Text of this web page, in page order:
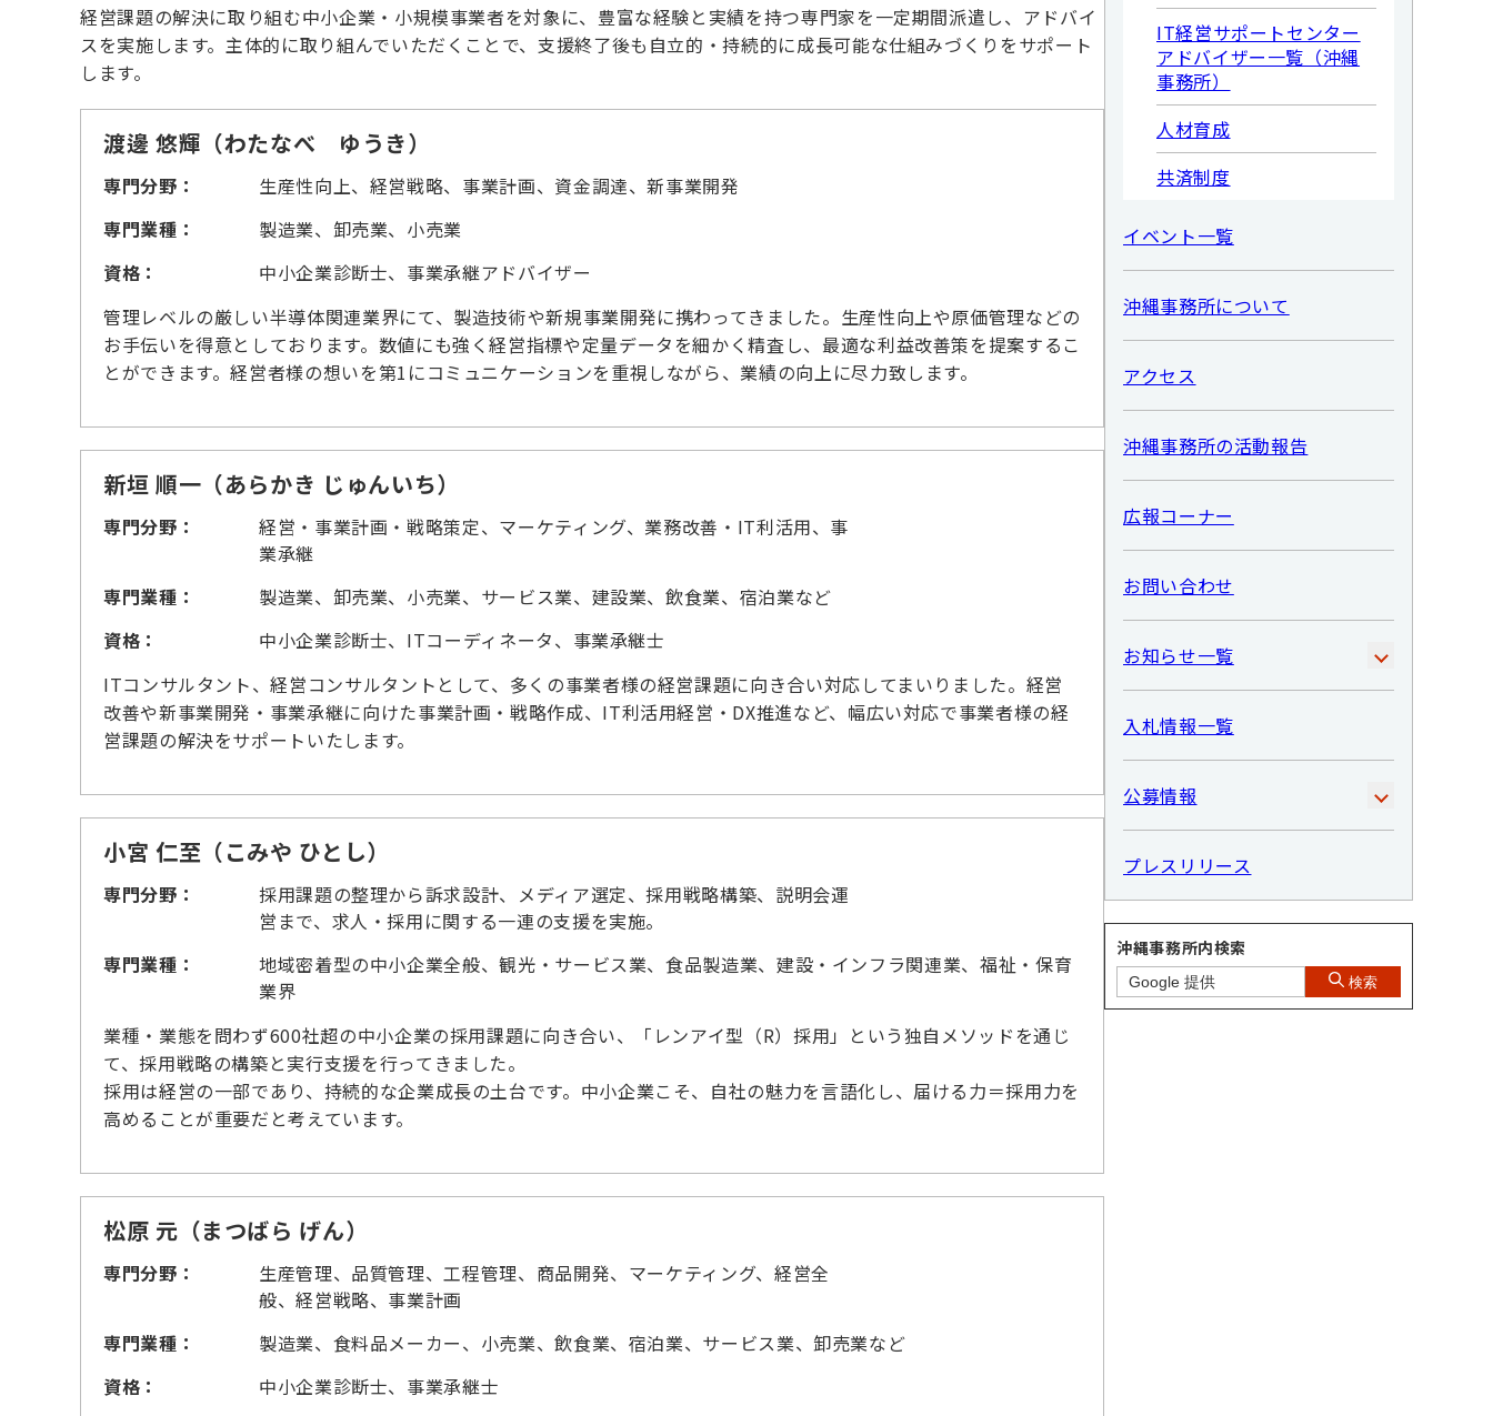
経営課題の解決に取り組む中小企業・小規模事業者を対象に、豊富な経験と実績を持つ専門家を一定期間派遣し、アドバイ
スを実施します。主体的に取り組んでいただくことで、支援終了後も自立的・持続的に成長可能な仕組みづくりをサポート
します。
渡邊 悠輝（わたなべ ゆうき）
専門分野：
生産性向上、経営戦略、事業計画、資金調達、新事業開発
専門業種：
製造業、卸売業、小売業
資格：
中小企業診断士、事業承継アドバイザー
管理レベルの厳しい半導体関連業界にて、製造技術や新規事業開発に携わってきました。生産性向上や原価管理などの
お手伝いを得意としております。数値にも強く経営指標や定量データを細かく精査し、最適な利益改善策を提案するこ
とができます。経営者様の想いを第1にコミュニケーションを重視しながら、業績の向上に尽力致します。
新垣 順一（あらかき じゅんいち）
専門分野：
経営・事業計画・戦略策定、マーケティング、業務改善・IT利活用、事
業承継
専門業種：
製造業、卸売業、小売業、サービス業、建設業、飲食業、宿泊業など
資格：
中小企業診断士、ITコーディネータ、事業承継士
ITコンサルタント、経営コンサルタントとして、多くの事業者様の経営課題に向き合い対応してまいりました。経営
改善や新事業開発・事業承継に向けた事業計画・戦略作成、IT利活用経営・DX推進など、幅広い対応で事業者様の経
営課題の解決をサポートいたします。
小宮 仁至（こみや ひとし）
専門分野：
採用課題の整理から訴求設計、メディア選定、採用戦略構築、説明会運
営まで、求人・採用に関する一連の支援を実施。
専門業種：
地域密着型の中小企業全般、観光・サービス業、食品製造業、建設・インフラ関連業、福祉・保育
業界
業種・業態を問わず600社超の中小企業の採用課題に向き合い、「レンアイ型（R）採用」という独自メソッドを通じ
て、採用戦略の構築と実行支援を行ってきました。
採用は経営の一部であり、持続的な企業成長の土台です。中小企業こそ、自社の魅力を言語化し、届ける力＝採用力を
高めることが重要だと考えています。
松原 元（まつばら げん）
専門分野：
生産管理、品質管理、工程管理、商品開発、マーケティング、経営全
般、経営戦略、事業計画
専門業種：
製造業、食料品メーカー、小売業、飲食業、宿泊業、サービス業、卸売業など
資格：
中小企業診断士、事業承継士
IT経営サポートセンター
アドバイザー一覧（沖縄
事務所）
人材育成
共済制度
イベント一覧
沖縄事務所について
アクセス
沖縄事務所の活動報告
広報コーナー
お問い合わせ
お知らせ一覧
入札情報一覧
公募情報
プレスリリース
沖縄事務所内検索
検索